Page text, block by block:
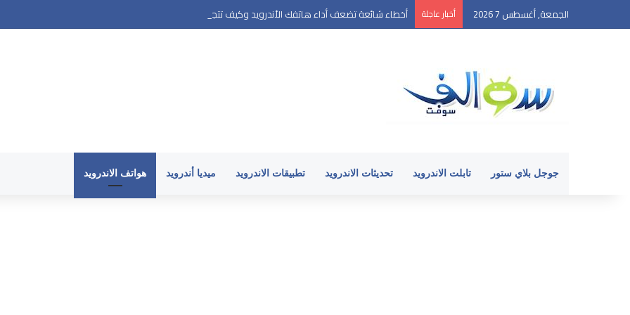
الجمعة, أغسطس 7 2026 أخبار عاجلة أخطاء شائعة تضعف أداء هاتفك الأندرويد وكيف تتجنبها
جوجل بلاي ستور تابلت الاندرويد تحديثات الاندرويد تطبيقات الاندرويد ميديا أندرويد هواتف الاندرويد